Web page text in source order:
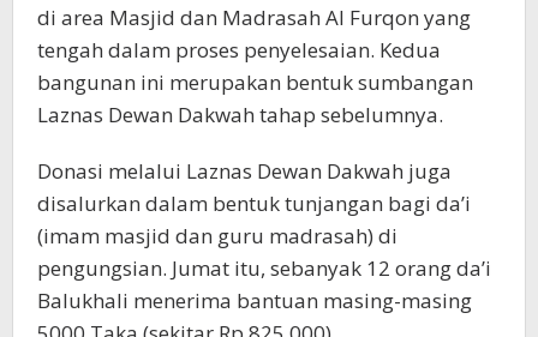
di area Masjid dan Madrasah Al Furqon yang
tengah dalam proses penyelesaian. Kedua
bangunan ini merupakan bentuk sumbangan
Laznas Dewan Dakwah tahap sebelumnya.
Donasi melalui Laznas Dewan Dakwah juga
disalurkan dalam bentuk tunjangan bagi da’i
(imam masjid dan guru madrasah) di
pengungsian. Jumat itu, sebanyak 12 orang da’i
Balukhali menerima bantuan masing-masing